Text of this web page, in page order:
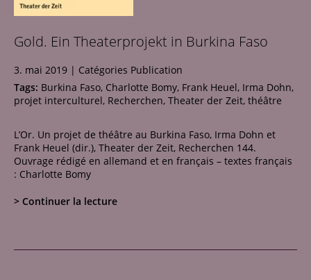
Contact
Gold. Ein Theaterprojekt in Burkina Faso
3. mai 2019 | Catégories Publication
Tags: Burkina Faso, Charlotte Bomy, Frank Heuel, Irma Dohn,
projet interculturel, Recherchen, Theater der Zeit, théâtre
L’Or. Un projet de théâtre au Burkina Faso, Irma Dohn et
Frank Heuel (dir.), Theater der Zeit, Recherchen 144.
Ouvrage rédigé en allemand et en français – textes français
: Charlotte Bomy
> Continuer la lecture